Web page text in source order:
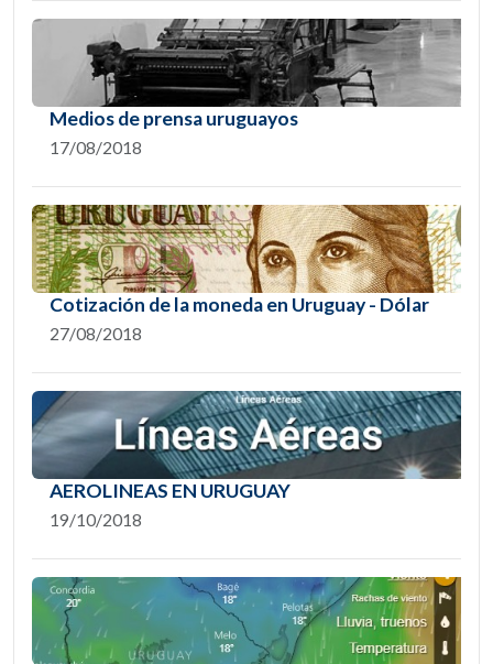
Medios de prensa uruguayos
17/08/2018
Cotización de la moneda en Uruguay - Dólar
27/08/2018
AEROLINEAS EN URUGUAY
19/10/2018